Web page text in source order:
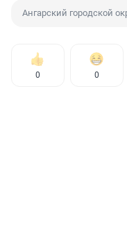
Ангарский городской
0 0